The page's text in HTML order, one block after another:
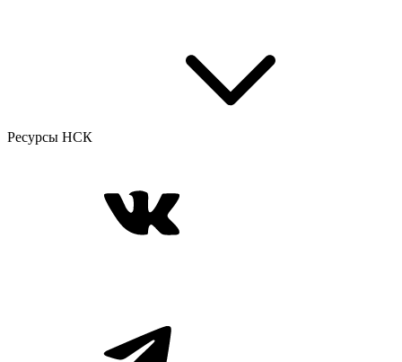
Ресурсы НСК